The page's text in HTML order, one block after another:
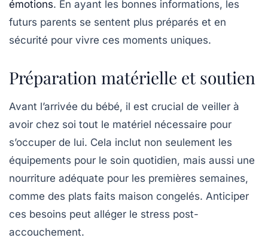
émotions. En ayant les bonnes informations, les
futurs parents se sentent plus préparés et en
sécurité pour vivre ces moments uniques.
Préparation matérielle et soutien
Avant l’arrivée du bébé, il est crucial de veiller à
avoir chez soi tout le matériel nécessaire pour
s’occuper de lui. Cela inclut non seulement les
équipements pour le soin quotidien, mais aussi une
nourriture adéquate pour les premières semaines,
comme des plats faits maison congelés. Anticiper
ces besoins peut alléger le stress post-
accouchement.